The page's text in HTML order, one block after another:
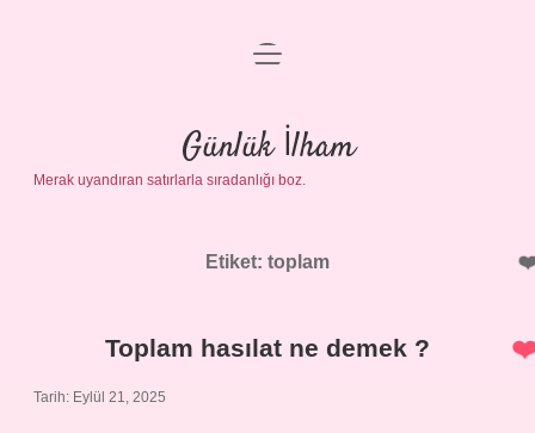
Anasayfa
Gizlilik Politikası
Yasal Uyarı
menüyü
Günlük İlham
Merak uyandıran satırlarla sıradanlığı boz.
Etiket: toplam
Toplam hasılat ne demek ?
Tarih: Eylül 21, 2025